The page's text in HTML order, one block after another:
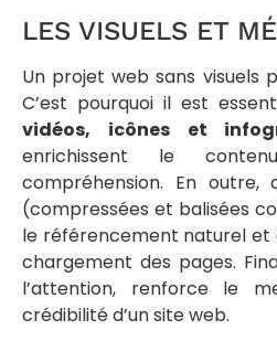
LES VISUELS ET
Un projet web sans visuels
C’est pourquoi il est
vidéos, icônes et
enrichissent le
compréhension. En outre,
(compressées et balisées
le référencement naturel
chargement des pages.
l’attention, renforce le
crédibilité d’un site web.